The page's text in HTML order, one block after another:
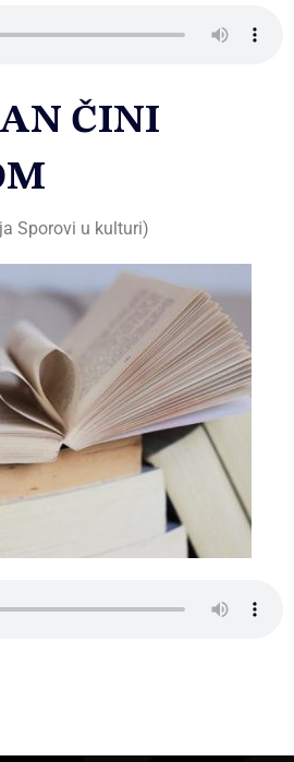
ČINI
Sporovi u kulturi)